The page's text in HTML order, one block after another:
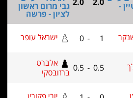
גבי מרום ראשון
לציון - פרשה
ישראל עופר
אלברט
ברזובסקי